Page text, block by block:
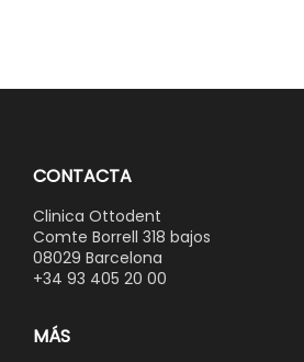
CONTACTA
Clinica Ottodent
Comte Borrell 318 bajos
08029 Barcelona
+34 93 405 20 00
MÁS